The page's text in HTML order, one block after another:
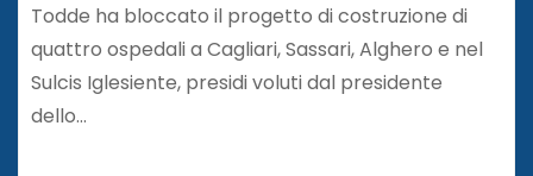
Todde ha bloccato il progetto di costruzione di
quattro ospedali a Cagliari, Sassari, Alghero e nel
Sulcis Iglesiente, presidi voluti dal presidente
dello…